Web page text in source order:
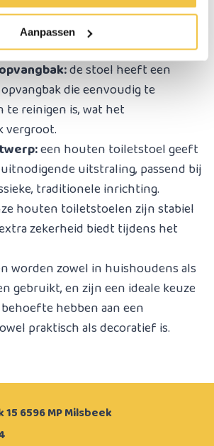
Aanpassen
stoel is voorzien van een
en rugleuning, die gebruikers
bieden.
de stoel heeft een
die eenvoudig te
te reinigen is, wat het
vergroot.
een houten toiletstoel geeft
uitstraling, passend bij
traditionele inrichting.
houten toiletstoelen zijn stabiel
zekerheid biedt tijdens het
worden zowel in huishoudens als
gebruikt, en zijn een ideale keuze
hebben aan een
praktisch als decoratief is.
6596 MP Milsbeek